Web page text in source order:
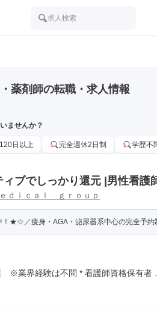
求人検索
薬剤師の転職・求人情報
ませんか？
日以上 完全週休2日制 学歴不
ブでしっかり還元 |男性看護
ｄｉｃａｌ ｇｒｏｕｐ
★☆／痩身・AGA・泌尿器系中心の完全予約
※業界経験は不問 * 看護師資格保有者 ...